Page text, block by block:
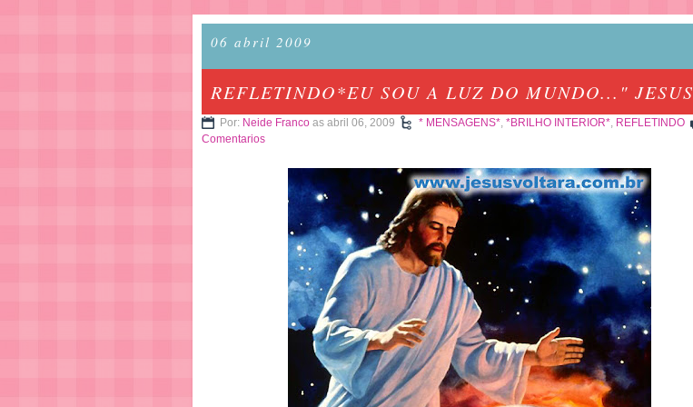
06 abril 2009
REFLETINDO*EU SOU A LUZ DO MUNDO..." JESUS
Por: Neide Franco as abril 06, 2009 * MENSAGENS*, *BRILHO INTERIOR*, REFLETINDO
Comentarios